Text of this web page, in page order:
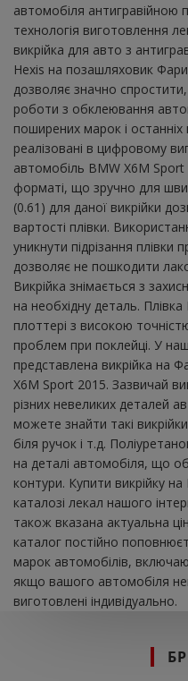
автомобіля антигравійною
технологія виготовлення
викрійка для авто з
Hexis на позашляховик
дозволяє значно
роботи з обклеювання
поширених марок і
реалізовані в цифровому
автомобіль BMW X6M
форматі, що зручно для
(0.61) для даної викрійки
вартості плівки.
уникнути підрізання
дозволяє не пошкодити
Викрійка знімається з
на необхідну деталь.
плоттері з високою
проблем при поклейці. У
представлена ​​викрійка на
X6M Sport 2015. Зазвичай
різних невеликих деталей
можете знайти такі
біля ручок і т.д.
на деталі автомобіля, що
контури. Купити викрійку
каталозі лекал нашого
також вказана актуальна
каталог постійно
марок автомобілів,
якщо вашого автомобіля
виготовлені індивідуально.